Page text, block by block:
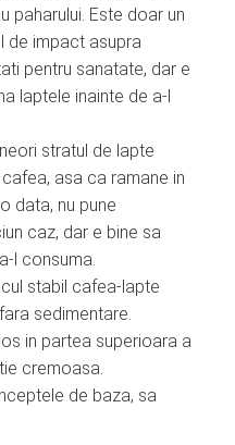
paharului. Este doar un
de impact asupra
pentru sanatate, dar e
laptele inainte de a-l
stratul de lapte
asa ca ramane in
data, nu pune
caz, dar e bine sa
l consuma.
stabil cafea-lapte
sedimentare.
in partea superioara a
cremoasa.
de baza, sa